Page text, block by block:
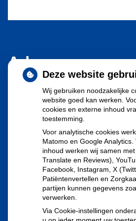
Adresgegevens
Jan Evertsenstraat 122-124
1056 EJ Amsterdam
020-6166000
mercator.apotheek@ezorg.nl
De fax zal niet meer gebruikt
mail is een veilige mail.
Deze website
Wij gebruiken noodzakelijke
website goed kan werken.
cookies en externe inhoud
toestemming.
Voor analytische cookies
Matomo en Google Analytics.
inhoud werken wij samen
Translate en Reviews),
Facebook, Instagram, X
Patiëntenvertellen en
partijen kunnen gegevens
verwerken.
Via Cookie-instellingen